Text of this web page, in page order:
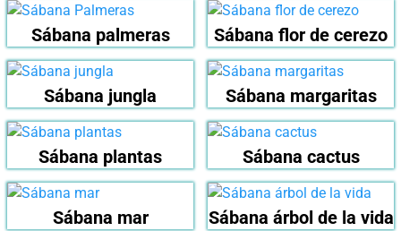
Sábana palmeras Sábana flor de cerezo
Sábana jungla Sábana margaritas
Sábana plantas Sábana cactus
Sábana mar Sábana árbol de la vida